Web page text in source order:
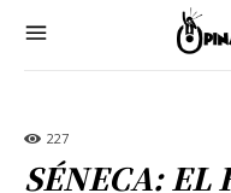
227
SÉNECA: EL